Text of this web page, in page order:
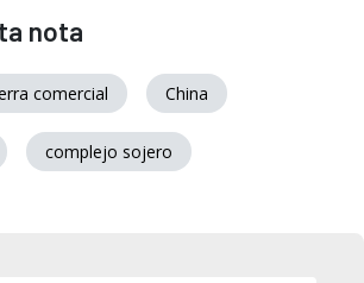
nota
comercial China
complejo sojero